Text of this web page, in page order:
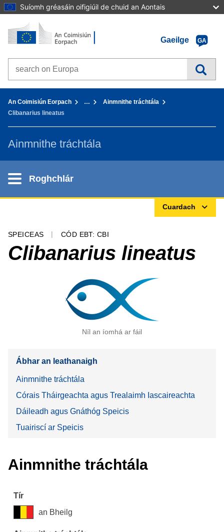
Suíomh gréasáin oifigiúil de chuid an Aontais
Téigh chuig inneachar
Baile - An Coimisiún Eorpach
Gaeilge
GA
Search on Europa websites
An Coimisiún Eorpach …
Ainmnithe tráchtála
Clibanarius lineatus
Ainmnithe tráchtála
Roghchlár
Cuardach
SPEICEAS CÓD EBT: CBI
Clibanarius lineatus
Níl an íomhá ar fáil
Ábhar an leathanaigh
Ainmnithe tráchtála
Córais Tháirgeachta agus Trealaimh Iascaireachta
Dáileadh agus Gnáthóg Speicis
Tuairiscí ar Speicis
Ainmnithe tráchtála
an Bheilg